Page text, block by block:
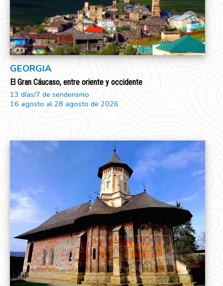
GEORGIA
El Gran Cáucaso, entre oriente y occidente
13 días/7 de senderismo
16 agosto al 28 agosto de 2026